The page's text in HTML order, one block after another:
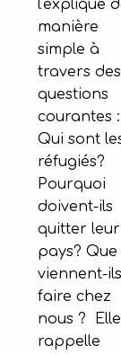
l'explique
manière
simple à
travers des
questions
courantes :
Qui sont
réfugiés?
Pourquoi
doivent-ils
quitter leur
pays? Que
viennent-ils
faire chez
nous ? Elle
rappelle